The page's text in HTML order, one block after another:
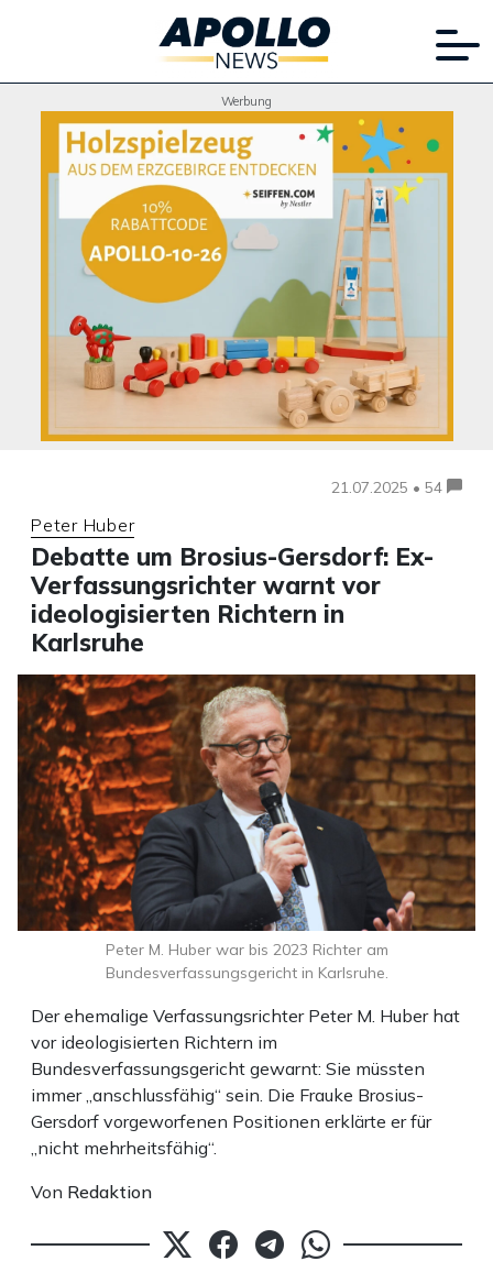
Werbung
21.07.2025 • 54
Peter Huber
Debatte um Brosius-Gersdorf: Ex-
Verfassungsrichter warnt vor
ideologisierten Richtern in
Karlsruhe
Der ehemalige Verfassungsrichter Peter M. Huber hat
vor ideologisierten Richtern im
Bundesverfassungsgericht gewarnt: Sie müssten
immer „anschlussfähig“ sein. Die Frauke Brosius-
Gersdorf vorgeworfenen Positionen erklärte er für
„nicht mehrheitsfähig“.
Von Redaktion
Peter M. Huber war bis 2023 Richter am
Bundesverfassungsgericht in Karlsruhe.